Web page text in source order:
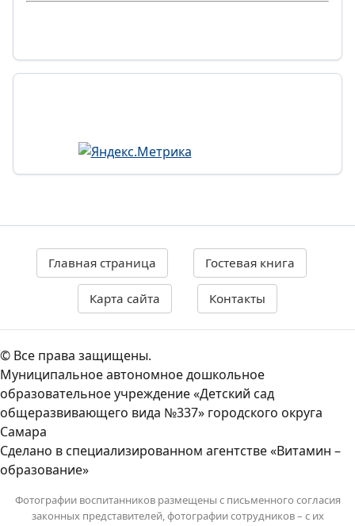
Главная страница Гостевая книга
Карта сайта Контакты
© Все права защищены.
Муниципальное автономное дошкольное
образовательное учреждение «Детский сад
общеразвивающего вида №337» городского округа
Самара
Сделано в специализированном агентстве «Витамин –
образование»
Фотографии воспитанников размещены с письменного согласия
законных представителей, фотографии сотрудников – с их